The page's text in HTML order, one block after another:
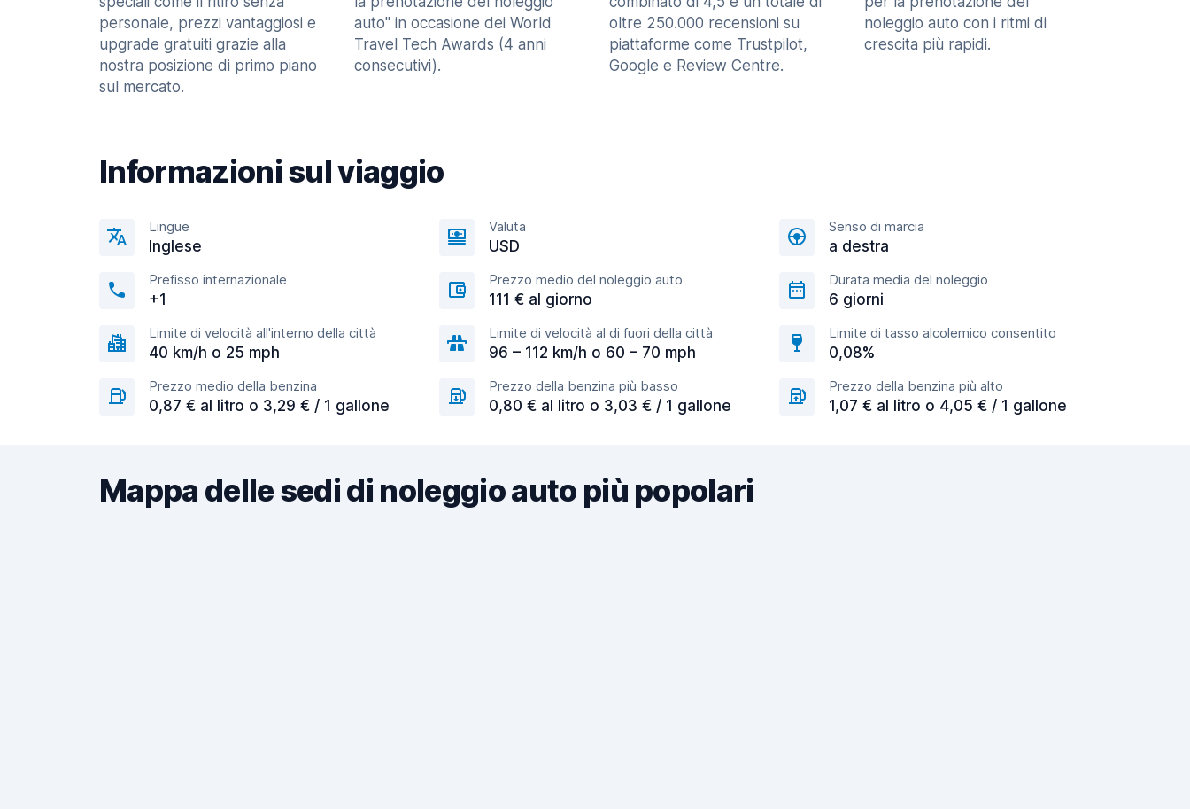
personale, prezzi vantaggiosi e
upgrade gratuiti grazie alla
nostra posizione di primo piano
sul mercato.
auto" in occasione dei World
Travel Tech Awards (4 anni
consecutivi).
oltre 250.000 recensioni su
piattaforme come Trustpilot,
Google e Review Centre.
noleggio auto con i ritmi di
crescita più rapidi.
Informazioni sul viaggio
Lingue
Inglese
Valuta
USD
Senso di marcia
a destra
Prefisso internazionale
+1
Prezzo medio del noleggio auto
111 € al giorno
Durata media del noleggio
6 giorni
Limite di velocità all'interno della città
40 km/h o 25 mph
Limite di velocità al di fuori della città
96 – 112 km/h o 60 – 70 mph
Limite di tasso alcolemico consentito
0,08%
Prezzo medio della benzina
0,87 € al litro o 3,29 € / 1 gallone
Prezzo della benzina più basso
0,80 € al litro o 3,03 € / 1 gallone
Prezzo della benzina più alto
1,07 € al litro o 4,05 € / 1 gallone
Mappa delle sedi di noleggio auto più popolari